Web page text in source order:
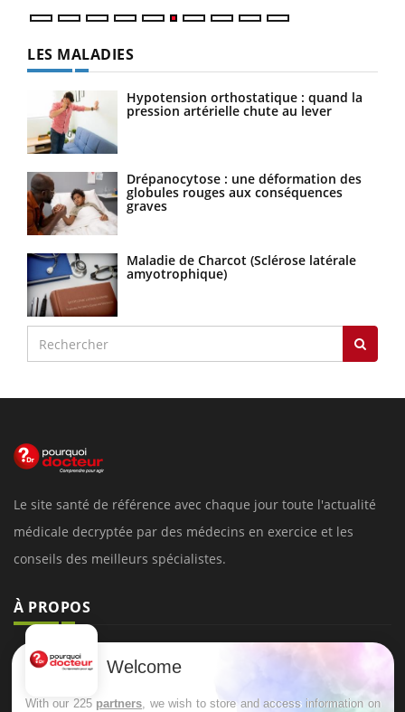
LES MALADIES
Hypotension orthostatique : quand la
pression artérielle chute au lever
Drépanocytose : une déformation des
globules rouges aux conséquences
graves
Maladie de Charcot (Sclérose latérale
amyotrophique)
Le site santé de référence avec chaque jour toute l'actualité
médicale decryptée par des médecins en exercice et les
conseils des meilleurs spécialistes.
À PROPOS
Données personnelles et cookies
Welcome
With our 225 partners , we wish to store and access information on